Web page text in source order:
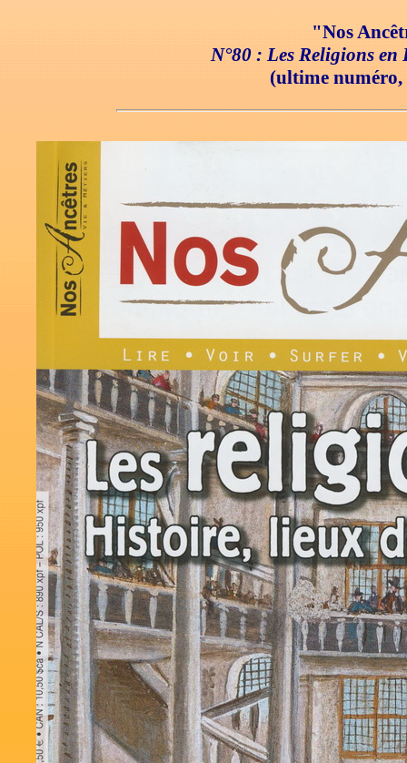
"Nos
N°80 : Les Religions
(ultime